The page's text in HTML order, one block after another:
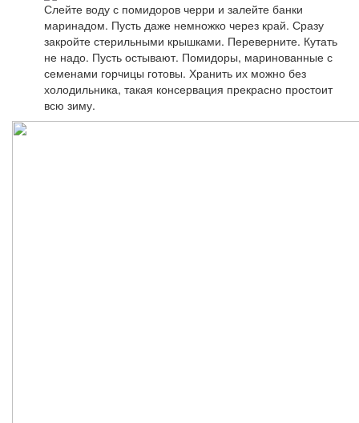
Слейте воду с помидоров черри и залейте банки
маринадом. Пусть даже немножко через край. Сразу
закройте стерильными крышками. Переверните. Кутать
не надо. Пусть остывают. Помидоры, маринованные с
семенами горчицы готовы. Хранить их можно без
холодильника, такая консервация прекрасно простоит
всю зиму.